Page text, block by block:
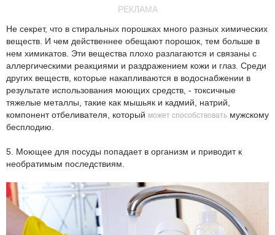
РЕКЛАМА
Не секрет, что в стиральных порошках много разных химических
веществ. И чем действеннее обещают порошок, тем больше в
нем химикатов. Эти вещества плохо разлагаются и связаны с
аллергическими реакциями и раздражением кожи и глаз. Среди
других веществ, которые накапливаются в водоснабжении в
результате использования моющих средств, - токсичные
тяжелые металлы, такие как мышьяк и кадмий, натрий,
компонент отбеливателя, который может способствовать мужскому
бесплодию.
5. Моющее для посуды попадает в организм и приводит к
необратимым последствиям.